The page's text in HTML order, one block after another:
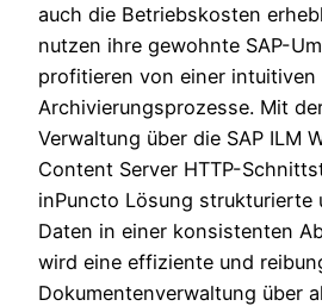
auch die Betriebskosten
nutzen ihre gewohnte SAP-
profitieren von einer intuitiven
Archivierungsprozesse. Mit
Verwaltung über die SAP ILM
Content Server HTTP-
inPuncto Lösung strukturierte
Daten in einer konsistenten
wird eine effiziente und
Dokumentenverwaltung über